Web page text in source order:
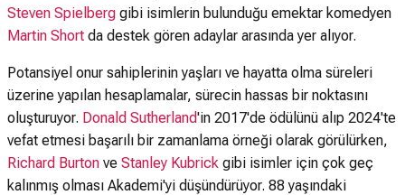
Steven Spielberg gibi isimlerin bulunduğu emektar komedyen
Martin Short da destek gören adaylar arasında yer alıyor.
Potansiyel onur sahiplerinin yaşları ve hayatta olma süreleri
üzerine yapılan hesaplamalar, sürecin hassas bir noktasını
oluşturuyor. Donald Sutherland'in 2017'de ödülünü alıp 2024'te
vefat etmesi başarılı bir zamanlama örneği olarak görülürken,
Richard Burton ve Stanley Kubrick gibi isimler için çok geç
kalınmış olması Akademi'yi düşündürüyor. 88 yaşındaki